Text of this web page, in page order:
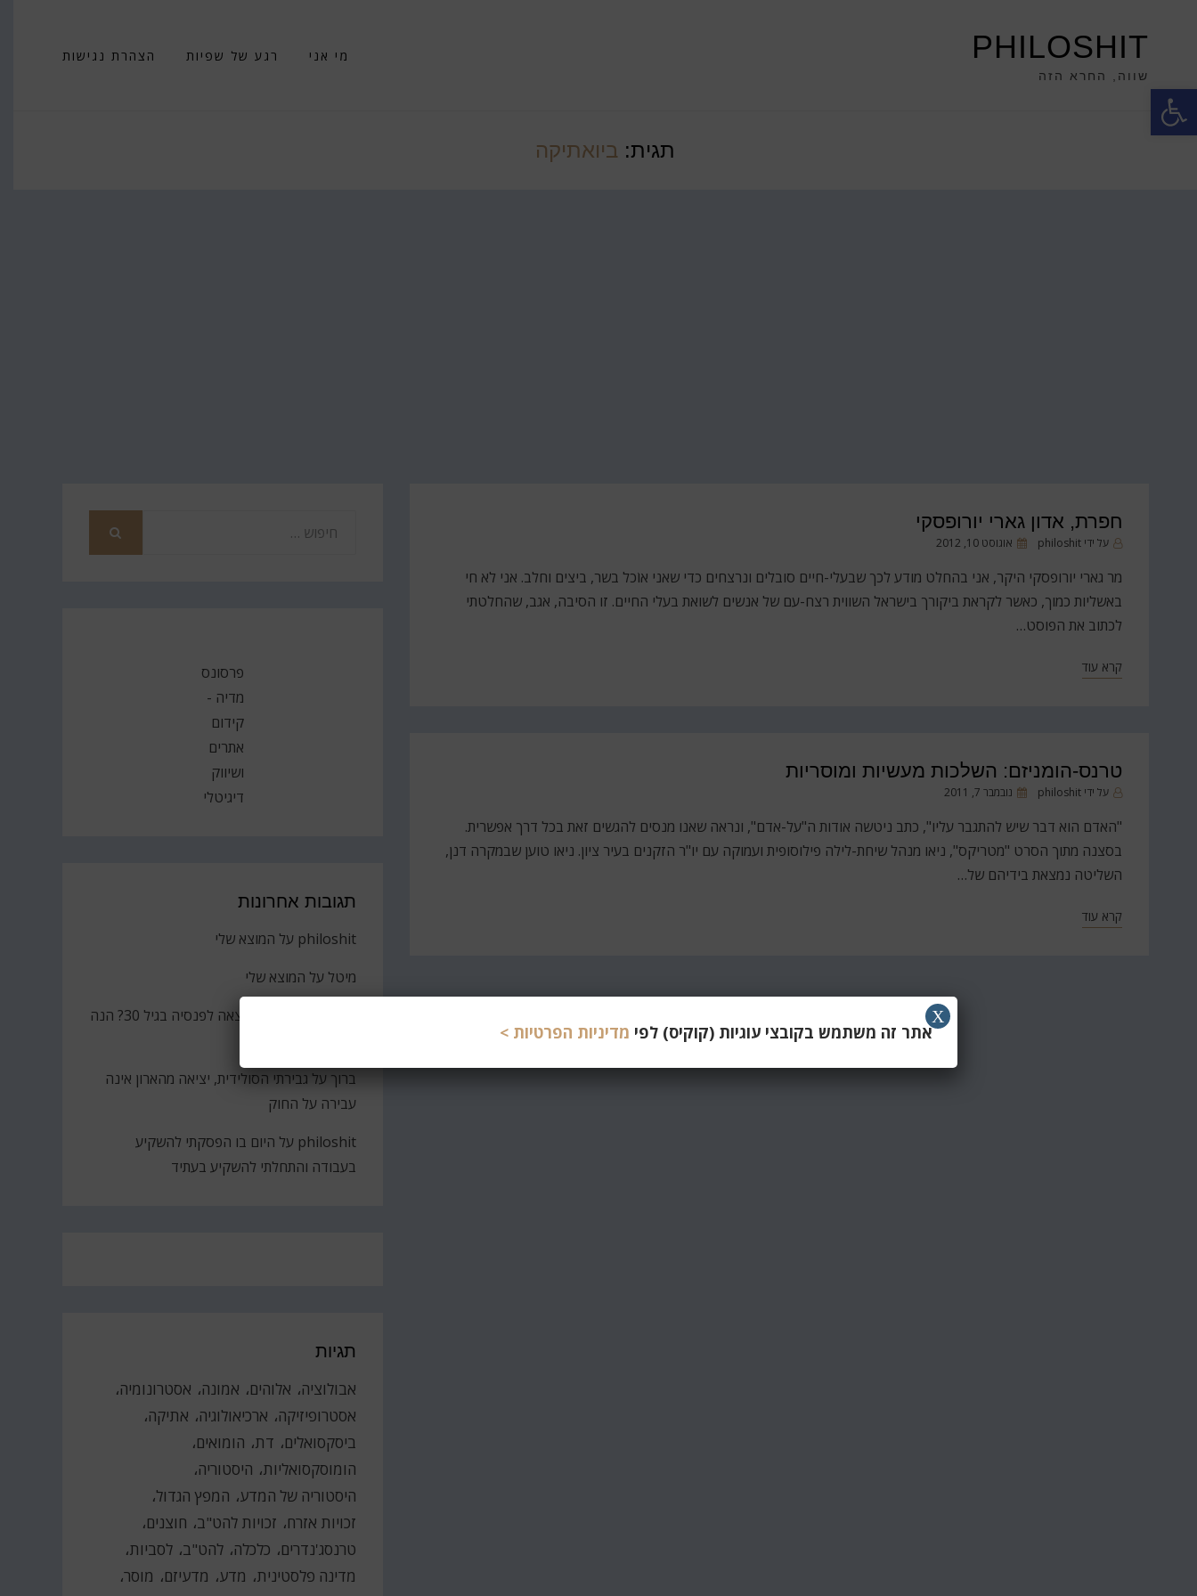
פתח סרגל נגישות
PHILOSHIT
שווה, החרא הזה
מי אני רגע של שפיות הצהרת נגישות
תגית: ביואתיקה
חפרת, אדון גארי יורופסקי
על ידיphiloshit
פורסםאוגוסט 10, 2012
מר גארי יורופסקי היקר, אני בהחלט מודע לכך שבעלי-חיים סובלים ונרצחים כדי שאני אוֹכל בשר, ביצים וחלב. אני לא חי
באשליות כמוך, כאשר לקראת ביקורך בישראל השווית רצח-עם של אנשים לשואת בעלי החיים. זו הסיבה, אגב, שהחלטתי
לכתוב את הפוסט…
קרא עוד
טרנס-הומניזם: השלכות מעשיות ומוסריות
על ידיphiloshit
פורסםנובמבר 7, 2011
"האדם הוא דבר שיש להתגבר עליו", כתב ניטשה אודות ה"על-אדם", ונראה שאנו מנסים להגשים זאת בכל דרך אפשרית.
בסצנה מתוך הסרט "מטריקס", ניאו מנהל שיחת-לילה פילוסופית ועמוקה עם יו"ר הזקנים בעיר ציון. ניאו טוען שבמקרה דנן,
השליטה נמצאת בידיהם של…
קרא עוד
פרסונס
מדיה -
קידום
אתרים
ושיווק
דיגיטלי
תגובות אחרונות
philoshit על המוצא שלי
מיטל על המוצא שלי
הסולידית יצאה לפנסיה בגיל 30? הנה
ברוך על גבירתי הסולידית, יציאה מהארון אינה
עבירה על החוק
philoshit על היום בו הפסקתי להשקיע
בעבודה והתחלתי להשקיע בעתיד
תגיות
אבולוציה אלוהים אמונה
אסטרונומיה
אסטרופיזיקה
ארכיאולוגיה
אתיקה
ביסקסואלים
דת הומואים
הומוסקסואליות היסטוריה
היסטוריה של המדע המפץ הגדול
זכויות אזרח
זכויות להט"ב חוצנים
טרנסג'נדרים
כלכלה להט"ב לסביות
מדינה פלסטינית
מדע מדעיזם
מוסר
אתר זה משתמש בקובצי עוגיות (קוקיס) לפי מדיניות הפרטיות >
X